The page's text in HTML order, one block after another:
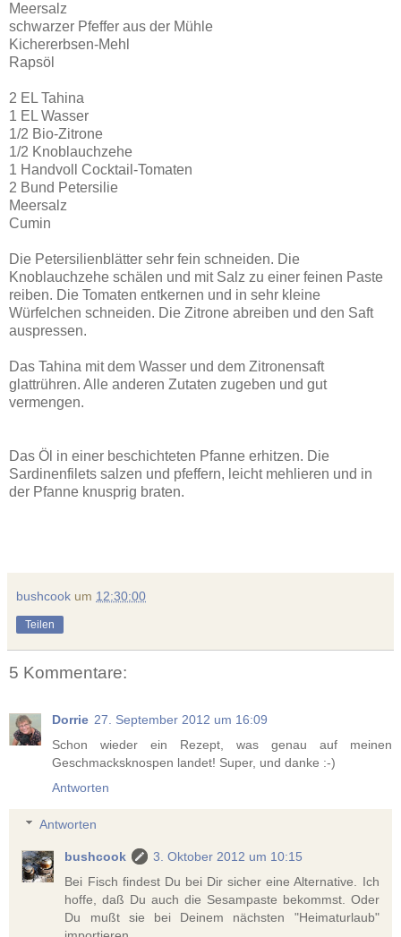
Meersalz
schwarzer Pfeffer aus der Mühle
Kichererbsen-Mehl
Rapsöl
2 EL Tahina
1 EL Wasser
1/2 Bio-Zitrone
1/2 Knoblauchzehe
1 Handvoll Cocktail-Tomaten
2 Bund Petersilie
Meersalz
Cumin
Die Petersilienblätter sehr fein schneiden. Die
Knoblauchzehe schälen und mit Salz zu einer feinen Paste
reiben. Die Tomaten entkernen und in sehr kleine
Würfelchen schneiden. Die Zitrone abreiben und den Saft
auspressen.
Das Tahina mit dem Wasser und dem Zitronensaft
glattrühren. Alle anderen Zutaten zugeben und gut
vermengen.
Das Öl in einer beschichteten Pfanne erhitzen. Die
Sardinenfilets salzen und pfeffern, leicht mehlieren und in
der Pfanne knusprig braten.
bushcook um 12:30:00
Teilen
5 Kommentare:
Dorrie 27. September 2012 um 16:09
Schon wieder ein Rezept, was genau auf meinen
Geschmacksknospen landet! Super, und danke :-)
Antworten
Antworten
bushcook
3. Oktober 2012 um 10:15
Bei Fisch findest Du bei Dir sicher eine Alternative. Ich
hoffe, daß Du auch die Sesampaste bekommst. Oder
Du mußt sie bei Deinem nächsten "Heimaturlaub"